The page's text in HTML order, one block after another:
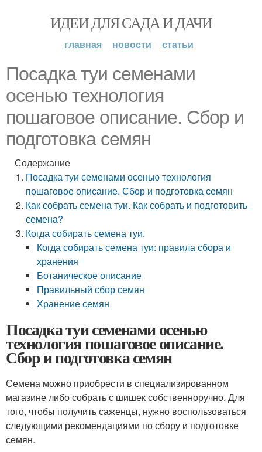
ИДЕИ ДЛЯ САДА И ДАЧИ
главная новости статьи
Посадка туи семенами
осенью технология
пошаговое описание. Сбор и
подготовка семян
Содержание
Посадка туи семенами осенью технология
пошаговое описание. Сбор и подготовка семян
Как собрать семена туи. Как собрать и подготовить
семена?
Когда собирать семена туи.
Когда собирать семена туи: правила сбора и
хранения
Ботаническое описание
Правильный сбор семян
Хранение семян
Посадка туи семенами осенью
технология пошаговое описание.
Сбор и подготовка семян
Семена можно приобрести в специализированном
магазине либо собрать с шишек собственноручно. Для
того, чтобы получить саженцы, нужно воспользоваться
следующими рекомендациями по сбору и подготовке
семян.